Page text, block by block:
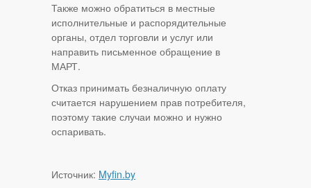
Также можно обратиться в местные
исполнительные и распорядительные
органы, отдел торговли и услуг или
направить письменное обращение в
МАРТ.
Отказ принимать безналичную оплату
считается нарушением прав потребителя,
поэтому такие случаи можно и нужно
оспаривать.
Источник: Myfin.by